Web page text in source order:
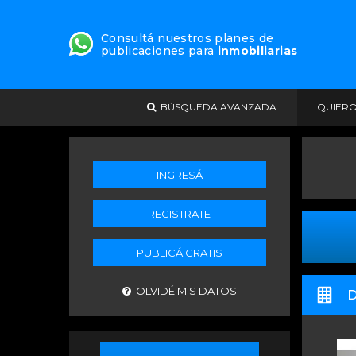
Consultá nuestros planes de
publicaciones para inmobiliarias
BÚSQUEDA AVANZADA QUIERO
INGRESÁ
REGISTRATE
PUBLICÁ GRATIS
OLVIDÉ MIS DATOS